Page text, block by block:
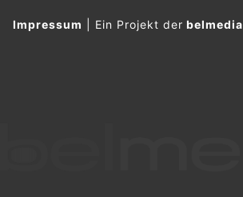
Impressum Ein Projekt derbelmedia